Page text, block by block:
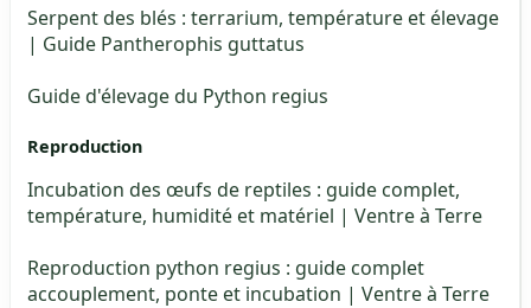
Serpent des blés : terrarium, température et élevage
| Guide Pantherophis guttatus
Guide d'élevage du Python regius
Reproduction
Incubation des œufs de reptiles : guide complet,
température, humidité et matériel | Ventre à Terre
Reproduction python regius : guide complet
accouplement, ponte et incubation | Ventre à Terre